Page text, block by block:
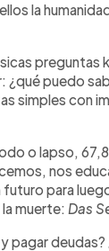
la
preguntas
¿qué puedo
simples con
o lapso,
nos
para
muerte: Das
pagar deudas?